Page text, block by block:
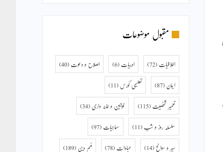
مقبول موضوعات
اخلاقیات (72) ادبیات (6) اصلاح و دعوت (40)
ایمان (87) تعلیمی کورس (11)
تعمیر شخصیت (115) خواتین و خانہ داری (34)
سلسلہ روز و شب (11) سماجیات (97)
سیر و سوانح(14) عبادات (78) فہم دین (189)